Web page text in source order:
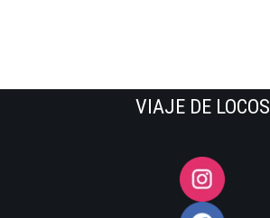
VIAJE DE LOCOS